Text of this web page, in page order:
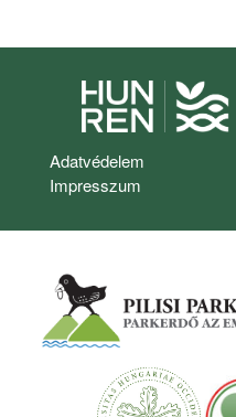
Lábléc
Adatvédelem
Impresszum